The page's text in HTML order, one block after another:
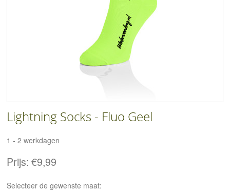
Lightning Socks - Fluo Geel
1 - 2 werkdagen
Prijs: €9,99
Selecteer de gewenste maat: